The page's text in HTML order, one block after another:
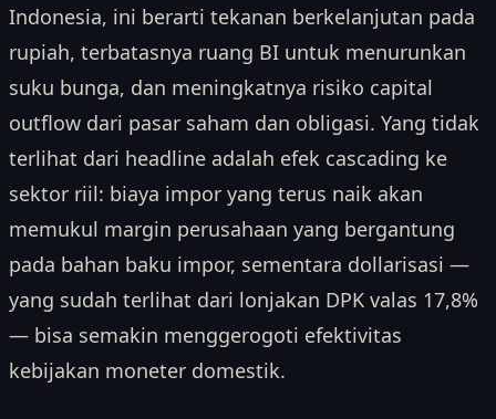
Indonesia, ini berarti tekanan berkelanjutan pada
rupiah, terbatasnya ruang BI untuk menurunkan
suku bunga, dan meningkatnya risiko capital
outflow dari pasar saham dan obligasi. Yang tidak
terlihat dari headline adalah efek cascading ke
sektor riil: biaya impor yang terus naik akan
memukul margin perusahaan yang bergantung
pada bahan baku impor, sementara dollarisasi —
yang sudah terlihat dari lonjakan DPK valas 17,8%
— bisa semakin menggerogoti efektivitas
kebijakan moneter domestik.